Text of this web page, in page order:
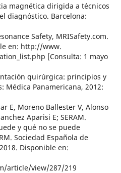
magnética dirigida a técnicos
diagnóstico. Barcelona:
Safety, MRISafety.com.
en: http://www.
[Consulta: 1 mayo
quirúrgica: principios y
Médica Panamericana, 2012:
E, Moreno Ballester V, Alonso
Aparisi E; SERAM.
y qué no se puede
Sociedad Española de
Disponible en:
article/view/287/219